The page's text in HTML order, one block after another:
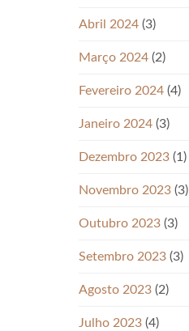
Abril 2024 (3)
Março 2024 (2)
Fevereiro 2024 (4)
Janeiro 2024 (3)
Dezembro 2023 (1)
Novembro 2023 (3)
Outubro 2023 (3)
Setembro 2023 (3)
Agosto 2023 (2)
Julho 2023 (4)